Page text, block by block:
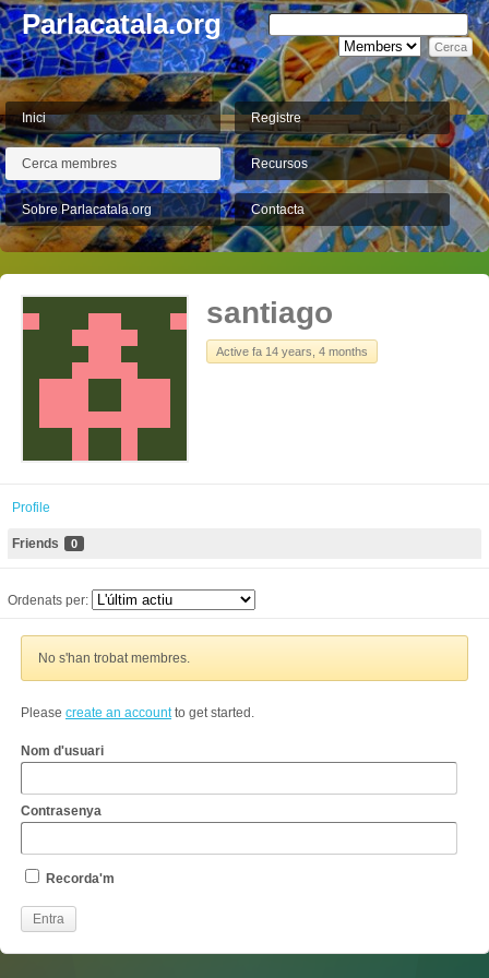
Parlacatala.org
Inici Registre
Cerca membres Recursos
Sobre Parlacatala.org Contacta
santiago
Active fa 14 years, 4 months
Profile
Friends 0
Ordenats per:
No s'han trobat membres.
Please create an accountto get started.
Nom d'usuari
Contrasenya
Recorda'm